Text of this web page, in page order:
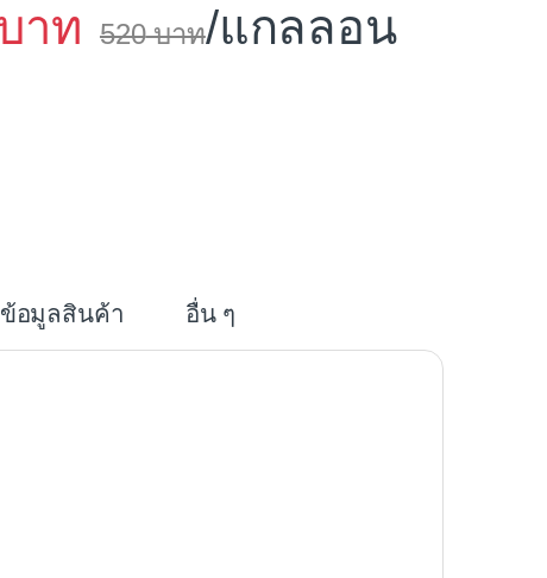
520 /แกลลอน
ข้อมูลสินค้า อื่น ๆ